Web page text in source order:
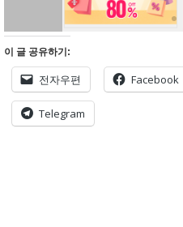
이 글 공유하기:
전자우편 Facebook
Telegram